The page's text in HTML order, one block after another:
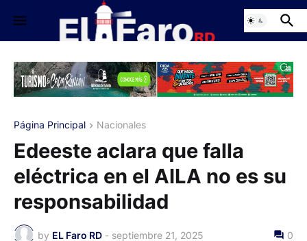
Página Principal Nacionales
Edeeste aclara que falla
eléctrica en el AILA no es su
responsabilidad
by EL Faro RD - septiembre 21, 2025 0